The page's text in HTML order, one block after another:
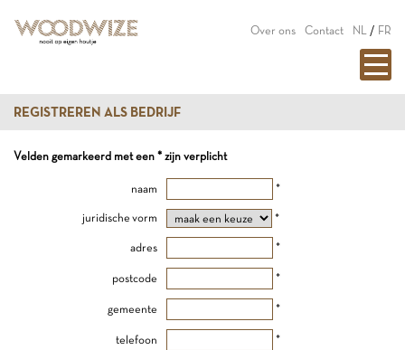
Over ons Contact NL / FR
REGISTREREN ALS BEDRIJF
Velden gemarkeerd met een * zijn verplicht
naam *
juridische vorm *
adres *
postcode *
gemeente *
telefoon *